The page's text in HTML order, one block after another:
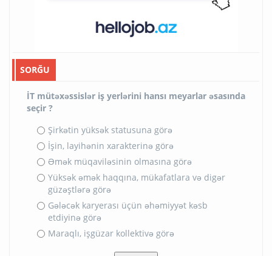
SORĞU
İT mütəxəssislər iş yerlərini hansı meyarlar əsasında
seçir ?
Şirkətin yüksək statusuna görə
İşin, layihənin xarakterinə görə
Əmək müqaviləsinin olmasına görə
Yüksək əmək haqqına, mükafatlara və digər
güzəştlərə görə
Gələcək karyerası üçün əhəmiyyət kəsb
etdiyinə görə
Maraqlı, işgüzar kollektivə görə